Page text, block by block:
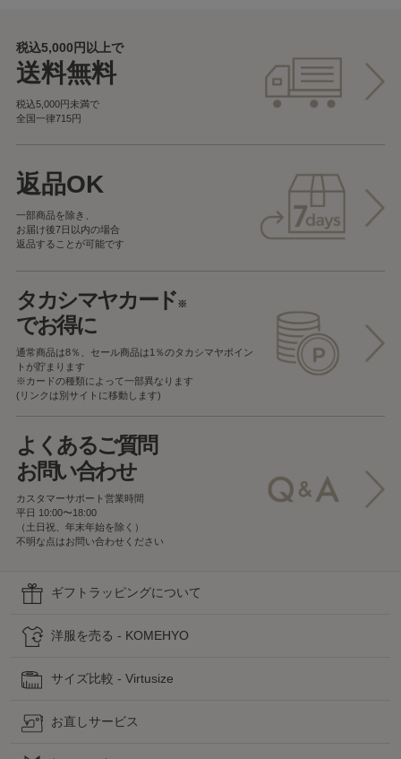
税込5,000円以上で
送料無料
税込5,000円未満で
全国一律715円
返品OK
一部商品を除き、
お届け後7日以内の場合
返品することが可能です
タカシマヤカード※
でお得に
通常商品は8％、セール商品は1％のタカシマヤポイン
トが貯まります
※カードの種類によって一部異なります
(リンクは別サイトに移動します)
よくあるご質問
お問い合わせ
カスタマーサポート営業時間
平日 10:00〜18:00
（土日祝、年末年始を除く）
不明な点はお問い合わせください
ギフトラッピングについて
洋服を売る - KOMEHYO
サイズ比較 - Virtusize
お直しサービス